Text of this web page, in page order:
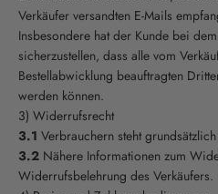
Verkäufer versandten E-Mails
Insbesondere hat der Kunde bei
sicherzustellen, dass alle vom
Bestellabwicklung beauftragten
werden können.
3) Widerrufsrecht
3.1 Verbrauchern steht
3.2 Nähere Informationen zum
Widerrufsbelehrung des Verkäufers.